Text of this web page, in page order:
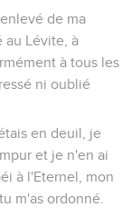
de ma
au Lévite, à
à tous les
ni oublié
en deuil, je
et je n'en ai
à l'Eternel, mon
m'as ordonné.